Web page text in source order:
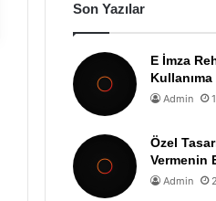
Son Yazılar
E İmza
Admin
Özel
Vermenin
Admin